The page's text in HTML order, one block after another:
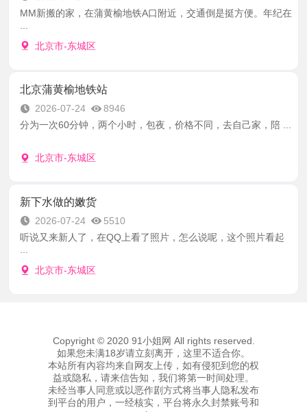
MM新搬的家，在蒲黄榆地铁A口附近，交通倒是挺方便。年纪在
北京市-东城区
北京蒲黄榆地铁站
2026-07-24
8946
分为一次60分钟，两个小时，包夜，价格不同，去自己家，陪 ...
北京市-东城区
新下水做的嫩货
2026-07-24
5510
听说又来新人了，在QQ上看了照片，怎么说呢，这个照片看起
北京市-东城区
Copyright © 2020 91小姐网 All rights reserved.
如果您未满18岁请立刻离开，这里不适合你。
本站所有內容均来自网友上传，如有侵犯到您的权
益或隐私，请来信告知，我们将第一时间处理。
未经当事人同意或以恶作剧方式将当事人隐私发布
到平台的用户，一经核实，平台将永久封禁账号和